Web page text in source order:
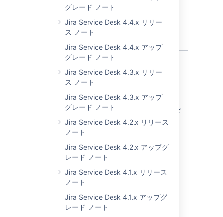
グレード ノート
Jira Service Desk 4.4.x リリー
ス ノート
Jira Service Desk 4.4.x アップ
グレード ノート
Jira Service Desk 4.3.x リリー
ス ノート
Jira Service Desk 4.3.x アップ
グレード ノート
Jira Service Desk 4.2.x リリース
ノート
Jira Service Desk 4.2.x アップグ
レード ノート
Jira Service Desk 4.1.x リリース
ノート
Jira Service Desk 4.1.x アップグ
レード ノート
修正リスト
Jira Service Desk 2.0 で解決された課題
」を
参照してください。
アップグレード情報
を参照してください。
最終更新日: 2019 年 1 月 5 日